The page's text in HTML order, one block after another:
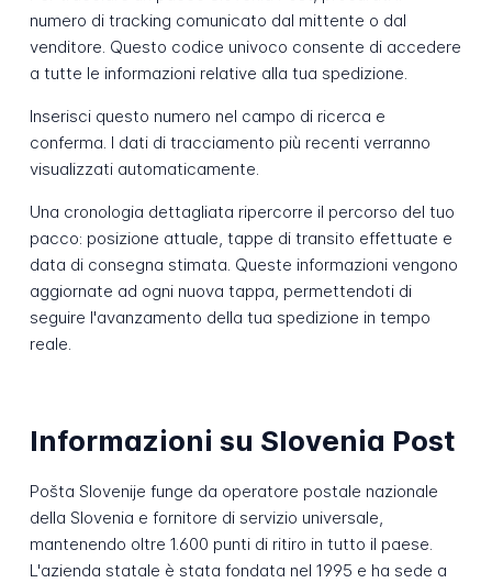
numero di tracking comunicato dal mittente o dal
venditore. Questo codice univoco consente di accedere
a tutte le informazioni relative alla tua spedizione.
Inserisci questo numero nel campo di ricerca e
conferma. I dati di tracciamento più recenti verranno
visualizzati automaticamente.
Una cronologia dettagliata ripercorre il percorso del tuo
pacco: posizione attuale, tappe di transito effettuate e
data di consegna stimata. Queste informazioni vengono
aggiornate ad ogni nuova tappa, permettendoti di
seguire l'avanzamento della tua spedizione in tempo
reale.
Informazioni su Slovenia Post
Pošta Slovenije funge da operatore postale nazionale
della Slovenia e fornitore di servizio universale,
mantenendo oltre 1.600 punti di ritiro in tutto il paese.
L'azienda statale è stata fondata nel 1995 e ha sede a